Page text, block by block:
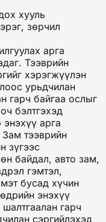
хууль
зөрчил
арга
Тээврийн
хэрэгжүүлэн
урьдчилан
гарч байгаа ослыг
бэлтгэхэд
энэхүү арга
тээврийн
зүгээс
байдал, авто зам,
гэмтэл,
бусад хүчин
энэхүү
гарч
сэргийлэхэд